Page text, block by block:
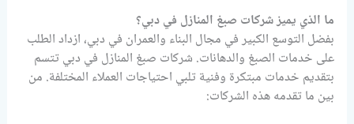
ما الذي يميز شركات صبغ المنازل في دبي؟
بفضل التوسع الكبير في مجال البناء والعمران في دبي، ازداد الطلب
على خدمات الصبغ والدهانات. شركات صبغ المنازل في دبي تتسم
بتقديم خدمات مبتكرة وفنية تلبي احتياجات العملاء المختلفة. من
بين ما تقدمه هذه الشركات: